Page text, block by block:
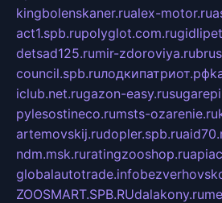
kingbolenskaner.rualex-motor.ru
act1.spb.rupolyglot.com.ru
detsad125.rumir-zdoroviya.ru
council.spb.ruлодкипатриот.рф
iclub.net.rugazon-easy.ru
pylesostineco.rumsts-ozarenie.ru
artemovskij.rudopler.spb.ru
ndm.msk.ruratingzooshop.ru
globalautotrade.info
ZOOSMART.SPB.RUdalakony.ru